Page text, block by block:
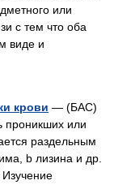
или
с тем что оба
виде и
крови — (БАС)
проникших или
раздельным
b лизина и др.